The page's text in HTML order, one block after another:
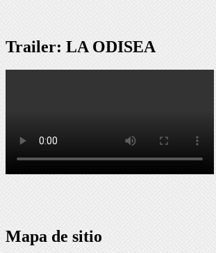
Trailer: LA ODISEA
Mapa de sitio